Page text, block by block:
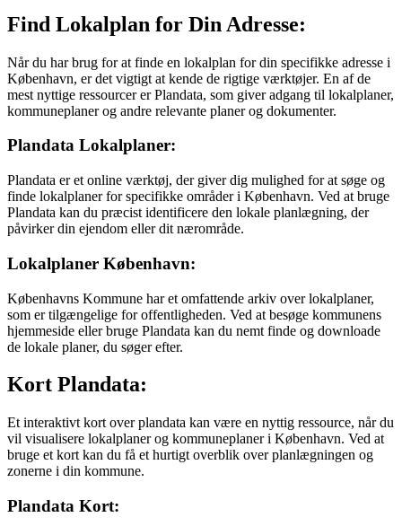
Find Lokalplan for Din Adresse:
Når du har brug for at finde en lokalplan for din specifikke adresse i
København, er det vigtigt at kende de rigtige værktøjer. En af de
mest nyttige ressourcer er Plandata, som giver adgang til lokalplaner,
kommuneplaner og andre relevante planer og dokumenter.
Plandata Lokalplaner:
Plandata er et online værktøj, der giver dig mulighed for at søge og
finde lokalplaner for specifikke områder i København. Ved at bruge
Plandata kan du præcist identificere den lokale planlægning, der
påvirker din ejendom eller dit nærområde.
Lokalplaner København:
Københavns Kommune har et omfattende arkiv over lokalplaner,
som er tilgængelige for offentligheden. Ved at besøge kommunens
hjemmeside eller bruge Plandata kan du nemt finde og downloade
de lokale planer, du søger efter.
Kort Plandata:
Et interaktivt kort over plandata kan være en nyttig ressource, når du
vil visualisere lokalplaner og kommuneplaner i København. Ved at
bruge et kort kan du få et hurtigt overblik over planlægningen og
zonerne i din kommune.
Plandata Kort: